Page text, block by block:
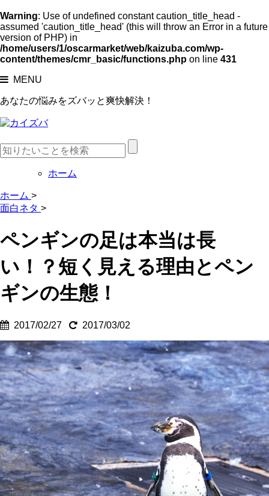
Warning: Use of undefined constant caution_title_head -
assumed 'caution_title_head' (this will throw an Error in a future
version of PHP) in
/home/users/1/oscarmarket/web/kaizuba.com/wp-
content/themes/cmr_basic/functions.php on line 431
MENU
あなたの悩みをズバッと爽快解決！
ホーム
ホーム >
面白ネタ >
ペンギンの足は本当は長
い！？短く見える理由とペン
ギンの生態！
2017/02/27 2017/03/02